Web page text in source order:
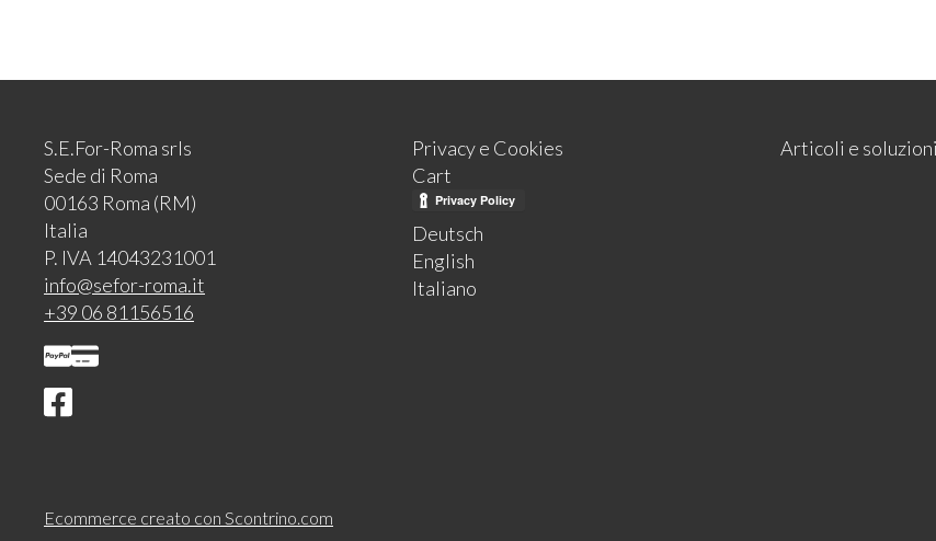
S.E.For-Roma srls
Sede di Roma
00163 Roma (RM)
Italia
P. IVA 14043231001
info@sefor-roma.it
+39 06 81156516
Privacy e Cookies
Cart
Deutsch
English
Italiano
Articoli e
Ecommerce creato con Scontrino.com